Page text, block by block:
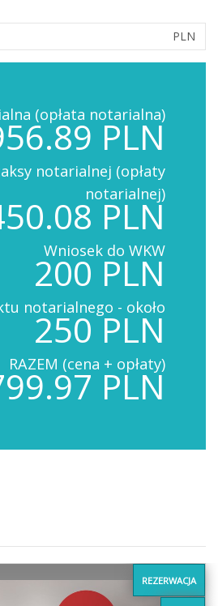
PLN
(opłata notarialna)
PLN
notarialnej (opłaty
notarialnej)
PLN
Wniosek do WKW
200 PLN
notarialnego - około
250 PLN
RAZEM (cena + opłaty)
PLN
REZERWACJA